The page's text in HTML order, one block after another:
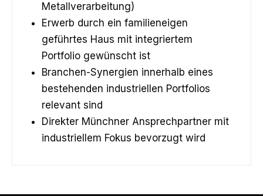
Metallverarbeitung)
Erwerb durch ein familieneigen
geführtes Haus mit integriertem
Portfolio gewünscht ist
Branchen-Synergien innerhalb eines
bestehenden industriellen Portfolios
relevant sind
Direkter Münchner Ansprechpartner mit
industriellem Fokus bevorzugt wird